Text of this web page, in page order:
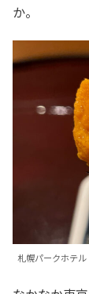
か。
札幌パークホテル